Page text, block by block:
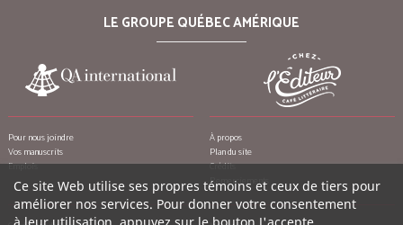
LE GROUPE QUÉBEC AMÉRIQUE
Pour nous joindre
Vos manuscrits
Emplois
À propos
Plan du site
Crédits
Remerciements
Ce site Web utilise ses propres témoins et ceux de tiers pour
améliorer nos services. Pour donner votre consentement